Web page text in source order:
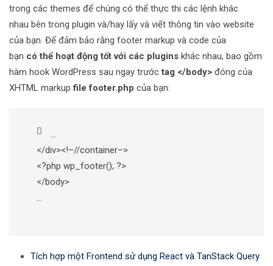
trong các themes để chúng có thể thực thi các lệnh khác
nhau bên trong plugin và/hay lấy và viết thông tin vào website
của bạn. Để đảm bảo rằng footer markup và code của
bạn có thể hoạt động tốt với các plugins khác nhau, bao gồm
hàm hook WordPress sau ngay trướctag </body> đóng của
XHTML markupfile footer.php của bạn:
…
</div><!–//container–>
<?php wp_footer(); ?>
</body>
…
Tích hợp một Frontend sử dụng React và TanStack Query